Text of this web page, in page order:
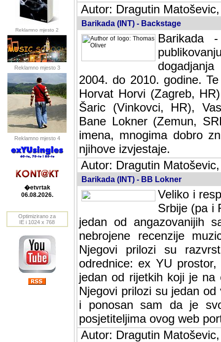
Reklamno mjesto 2
Reklamno mjesto 3
Reklamno mjesto 4
�etvrtak
06.08.2026.
Optimizirano za
IE i 1024 x 768
Autor: Dragutin
Barikada (INT) - Backstage
Barikada
2004. do 2010. godine.
Horvat Horvi (Zagreb,
Šaric (Vinkovci, HR),
Bane Lokner (Zemun,
imena, mnogima dobro
njihove izvjestaje.
Autor: Dragutin
Barikada (INT) - BB Lokner
Veliko i
Srbije (pa i
jedan od angazovanijih
nebrojene recenzije
Njegovi prilozi su
odrednice: ex YU
jedan od rijetkih koji je na
Njegovi prilozi su jedan
i ponosan sam da je
posjetiteljima ovog web
Autor: Dragutin